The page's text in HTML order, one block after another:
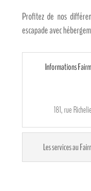
Profitez de nos
escapade avec
Informations
181, rue
Les services au